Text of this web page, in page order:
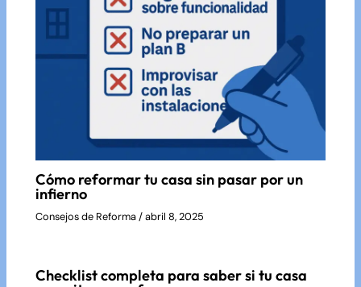
Cómo reformar tu casa sin pasar por un
infierno
Consejos de Reforma/abril 8, 2025
Checklist completa para saber si tu casa